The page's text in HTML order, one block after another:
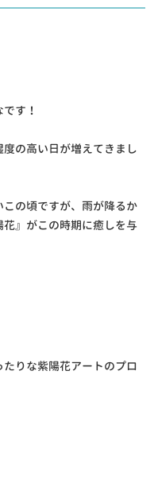
す！
の高い日が増えてきまし
の頃ですが、雨が降るか
』がこの時期に癒しを与
りな紫陽花アートのプロ